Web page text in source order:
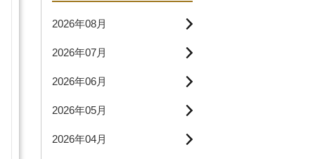
2026年08月
2026年07月
2026年06月
2026年05月
2026年04月